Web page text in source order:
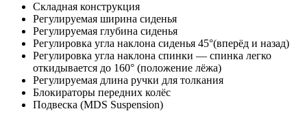
Складная конструкция
Регулируемая ширина сиденья
Регулируемая глубина сиденья
Регулировка угла наклона сиденья 45°(вперёд и назад)
Регулировка угла наклона спинки — спинка легко
откидывается до 160° (положение лёжа)
Регулируемая длина ручки для толкания
Блокираторы передних колёс
Подвеска (MDS Suspension)